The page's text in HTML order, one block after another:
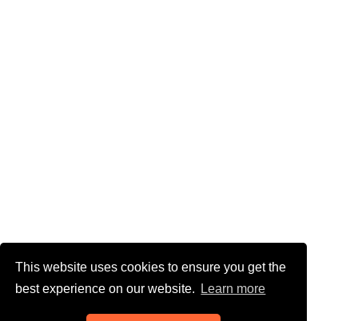
This website uses cookies to ensure you get the
best experience on our website.
Learn more